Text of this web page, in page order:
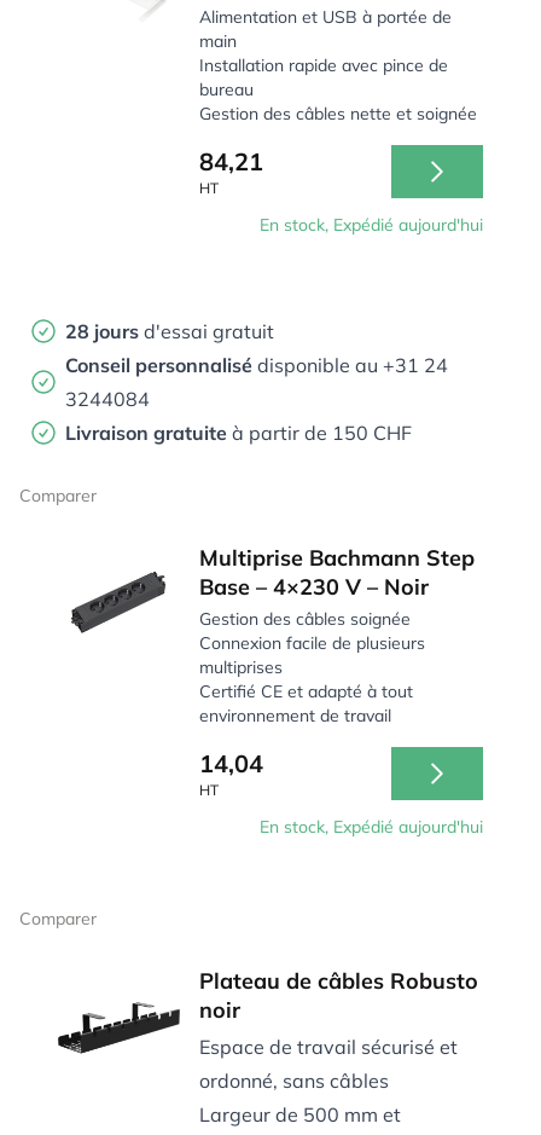
Alimentation et USB à portée de
main
Installation rapide avec pince de
bureau
Gestion des câbles nette et soignée
84,21
HT
En stock, Expédié aujourd'hui
28 jours d'essai gratuit
Conseil personnalisé disponible au +31 24
3244084
Livraison gratuite à partir de 150 CHF
Comparer
Multiprise Bachmann Step
Base – 4×230 V – Noir
Gestion des câbles soignée
Connexion facile de plusieurs
multiprises
Certifié CE et adapté à tout
environnement de travail
14,04
HT
En stock, Expédié aujourd'hui
Comparer
Plateau de câbles Robusto
noir
Espace de travail sécurisé et
ordonné, sans câbles
Largeur de 500 mm et